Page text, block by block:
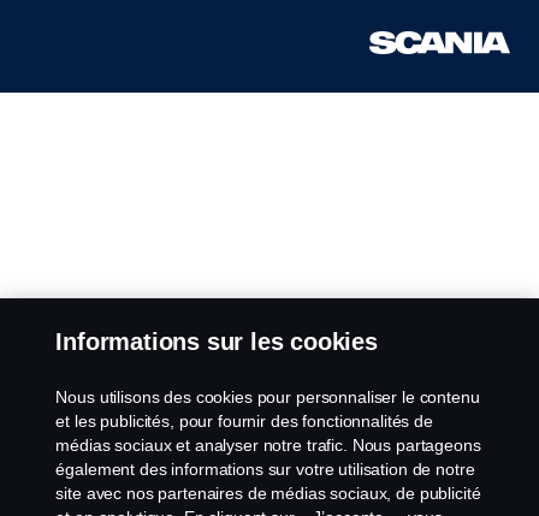
Informations sur les cookies
Nous utilisons des cookies pour personnaliser le contenu
et les publicités, pour fournir des fonctionnalités de
médias sociaux et analyser notre trafic. Nous partageons
également des informations sur votre utilisation de notre
site avec nos partenaires de médias sociaux, de publicité